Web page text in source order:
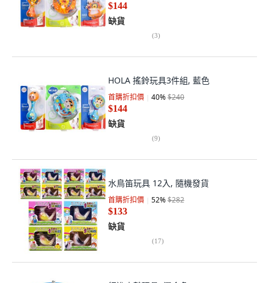
$144
缺貨
(3)
HOLA 搖鈴玩具3件組, 藍色
首購折扣價 40%$240
$144
缺貨
(9)
水鳥笛玩具 12入, 隨機發貨
首購折扣價 52%$282
$133
缺貨
(17)